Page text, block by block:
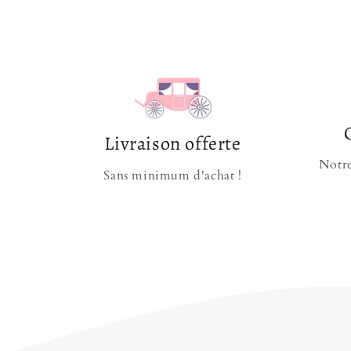
Livraison offerte
Sans minimum d'achat !